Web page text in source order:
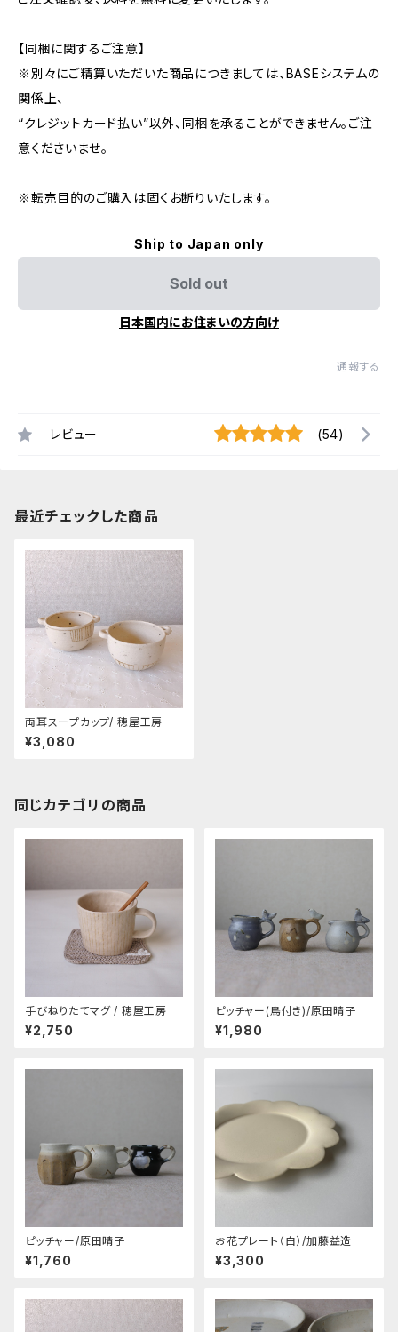
【同梱に関するご注意】
※別々にご精算いただいた商品につきましては、BASEシステムの
関係上、
“クレジットカード払い”以外、同梱を承ることができません。ご注
意くださいませ。
※転売目的のご購入は固くお断りいたします。
Ship to Japan only
Sold out
日本国内にお住まいの方向け
通報する
レビュー (54)
最近チェックした商品
両耳スープカップ/ 穂屋工房
¥3,080
同じカテゴリの商品
手びねりたてマグ / 穂屋工房
¥2,750
ピッチャー(鳥付き)/原田晴子
¥1,980
ピッチャー/原田晴子
¥1,760
お花プレート（白）/加藤益造
¥3,300